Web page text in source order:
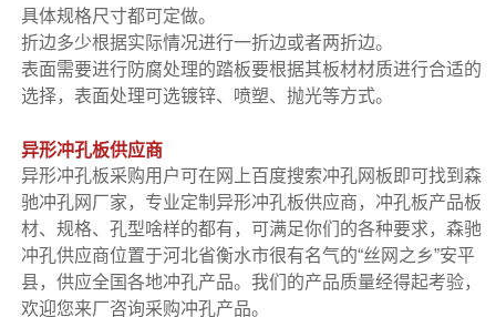
具体规格尺寸都可定做。
折边多少根据实际情况进行一折边或者两折边。
表面需要进行防腐处理的踏板要根据其板材材质进行合适的
选择，表面处理可选镀锌、喷塑、抛光等方式。
异形冲孔板供应商
异形冲孔板采购用户可在网上百度搜索冲孔网板即可找到森
驰冲孔网厂家，专业定制异形冲孔板供应商，冲孔板产品板
材、规格、孔型啥样的都有，可满足你们的各种要求，森驰
冲孔供应商位置于河北省衡水市很有名气的“丝网之乡”安平
县，供应全国各地冲孔产品。我们的产品质量经得起考验，
欢迎您来厂咨询采购冲孔产品。